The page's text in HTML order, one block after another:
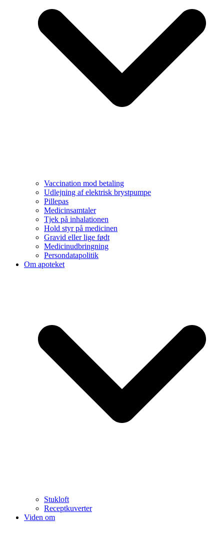
Vaccination mod betaling
Udlejning af elektrisk brystpumpe
Pillepas
Medicinsamtaler
Tjek på inhalationen
Hold styr på medicinen
Gravid eller lige født
Medicinudbringning
Persondatapolitik
Om apoteket
Stukloft
Receptkuverter
Viden om